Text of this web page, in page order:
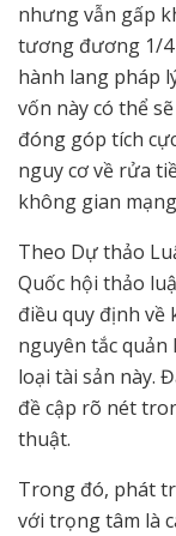
nhưng vẫn gấp
tương đương 1/4
hành lang pháp
vốn này có thể
đóng góp tích
nguy cơ về rửa
không gian
Theo Dự thảo
Quốc hội thảo
điều quy định về
nguyên tắc quản
loại tài sản này.
đề cập rõ nét
thuật.
Trong đó, phát
với trọng tâm là